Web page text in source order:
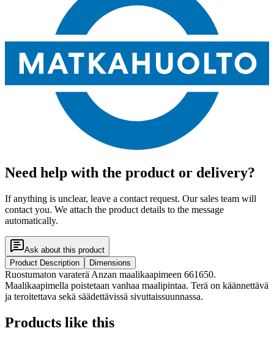
Need help with the product or delivery?
If anything is unclear, leave a contact request. Our sales team will
contact you. We attach the product details to the message
automatically.
Ask about this product
Product Description
Dimensions
Ruostumaton varaterä Anzan maalikaapimeen 661650.
Maalikaapimella poistetaan vanhaa maalipintaa. Terä on käännettävä
ja teroitettava sekä säädettävissä sivuttaissuunnassa.
Products like this